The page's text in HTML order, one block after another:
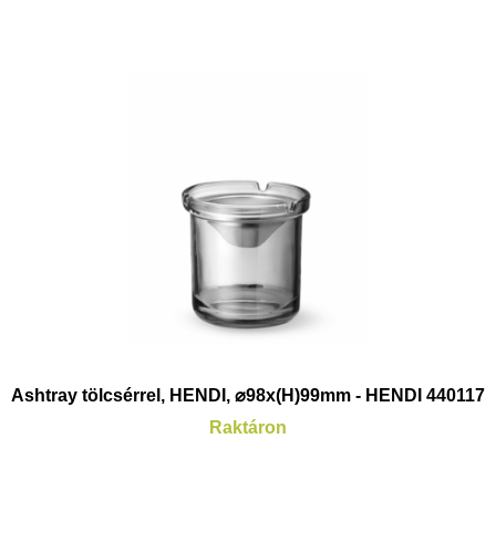
Ashtray tölcsérrel, HENDI, ⌀98x(H)99mm - HENDI 440117
Raktáron